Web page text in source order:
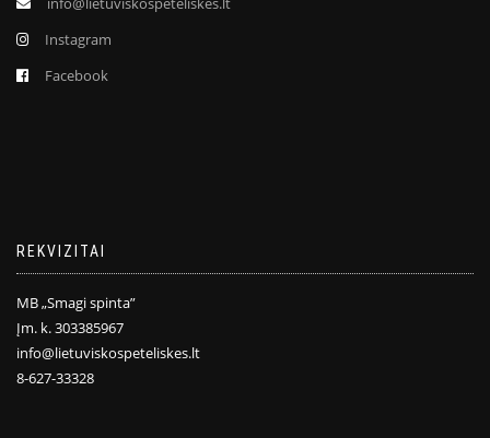
Instagram
Facebook
REKVIZITAI
MB „Smagi spinta”
Įm. k. 303385967
info@lietuviskospeteliskes.lt
8-627-33328